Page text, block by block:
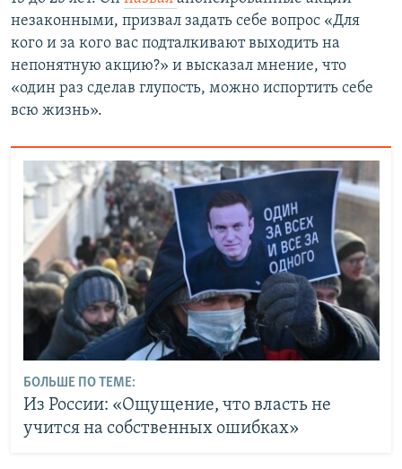
незаконными, призвал задать себе вопрос «Для
кого и за кого вас подталкивают выходить на
непонятную акцию?» и высказал мнение, что
«один раз сделав глупость, можно испортить себе
всю жизнь».
БОЛЬШЕ ПО ТЕМЕ:
Из России: «Ощущение, что власть не
учится на собственных ошибках»